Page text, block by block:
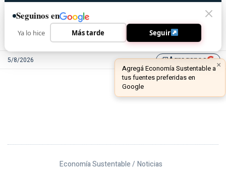
5/8/2026 library_addAgreganos
Economía Sustentable / Noticias
Seguinos en
Ya lo hice Más tarde Seguir